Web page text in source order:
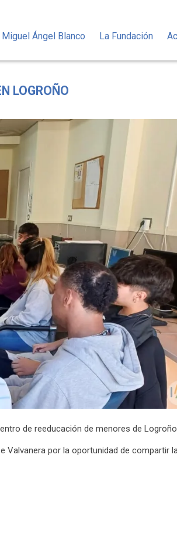
Miguel Ángel Blanco La Fundación
LOGROÑO
de reeducación de menores de
Valvanera por la oportunidad de compartir